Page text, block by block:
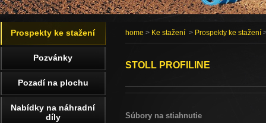
home > Ke stažení > Prospekty ke stažení
STOLL PROFILINE
Súbory na stiahnutie
Prospekty ke stažení
Pozvánky
Pozadí na plochu
Nabídky na náhradní
díly